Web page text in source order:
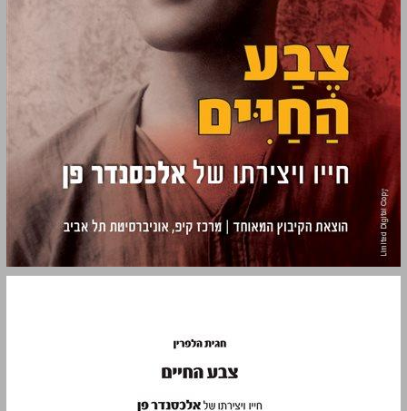
צבע החיים חייו ויצירתו של אלכסנדר פן ... 0